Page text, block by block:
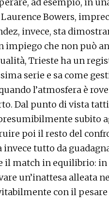
Bowers,
invece, sta
che non può
Trieste ha un
serie e sa come
l’atmosfera è
Dal punto di vista
subito
poi il resto del
invece tutto da
il match in equilibrio:
un’inattesa alleata
con il pesare